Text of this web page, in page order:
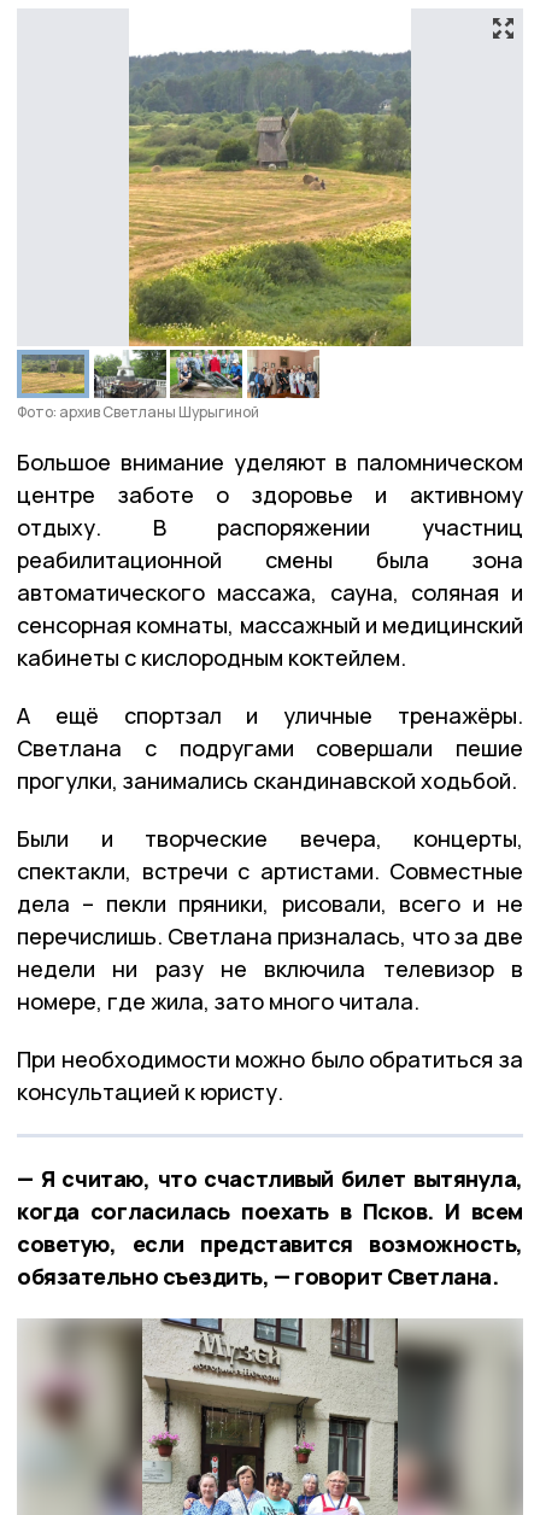
Фото: архив Светланы Шурыгиной
Большое внимание уделяют в паломническом
центре заботе о здоровье и активному
отдыху. В распоряжении участниц
реабилитационной смены была зона
автоматического массажа, сауна, соляная и
сенсорная комнаты, массажный и медицинский
кабинеты с кислородным коктейлем.
А ещё спортзал и уличные тренажёры.
Светлана с подругами совершали пешие
прогулки, занимались скандинавской ходьбой.
Были и творческие вечера, концерты,
спектакли, встречи с артистами. Совместные
дела – пекли пряники, рисовали, всего и не
перечислишь. Светлана призналась, что за две
недели ни разу не включила телевизор в
номере, где жила, зато много читала.
При необходимости можно было обратиться за
консультацией к юристу.
— Я считаю, что счастливый билет вытянула,
когда согласилась поехать в Псков. И всем
советую, если представится возможность,
обязательно съездить, — говорит Светлана.